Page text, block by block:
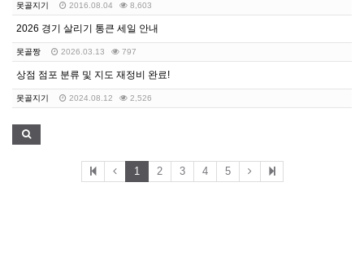
못골지기 2016.08.04 8,603
2026 경기 살리기 통큰 세일 안내
못골짱 2026.03.13 797
상점 점포 분류 및 지도 재정비 완료!
못골지기 2024.08.12 2,526
1 2 3 4 5